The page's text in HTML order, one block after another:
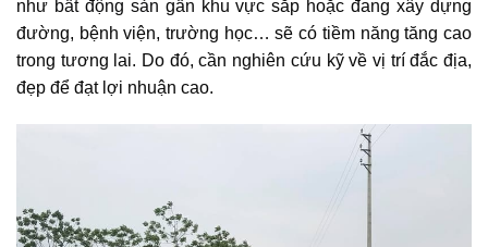
như bất động sản gần khu vực sắp hoặc đang xây dựng
đường, bệnh viện, trường học… sẽ có tiềm năng tăng cao
trong tương lai. Do đó, cần nghiên cứu kỹ về vị trí đắc địa,
đẹp để đạt lợi nhuận cao.